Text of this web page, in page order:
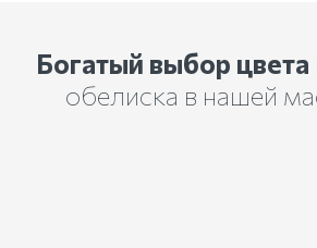
Богатый выбор цвета
обелиска в нашей